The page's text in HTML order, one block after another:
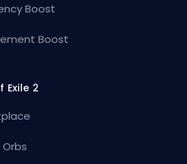
Boost
Boost
Exile 2